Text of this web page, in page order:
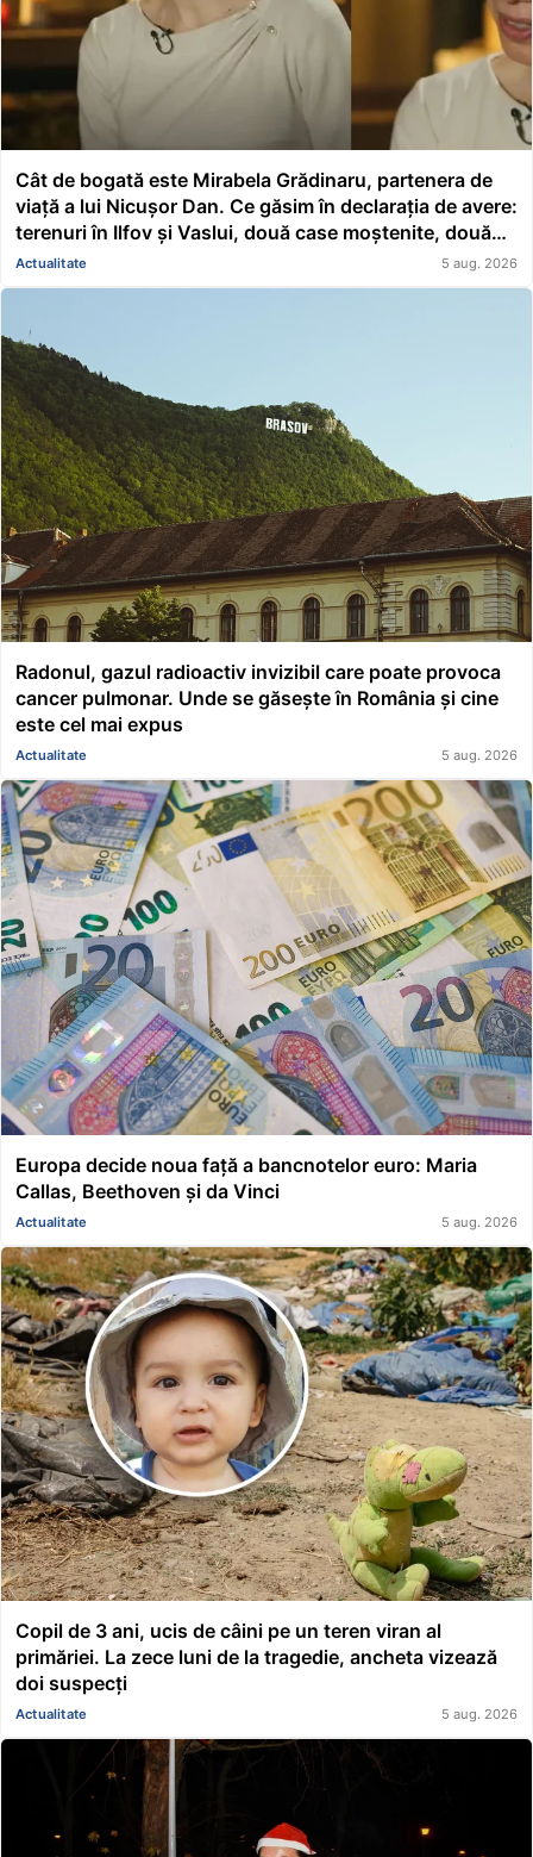
Cât de bogată este Mirabela Grădinaru, partenera de
viață a lui Nicușor Dan. Ce găsim în declarația de avere:
terenuri în Ilfov și Vaslui, două case moștenite, două
mașini, acțiuni Renault și un împrumut de peste
116.000 de lei acordat unei asociații
Actualitate 5 aug. 2026
Radonul, gazul radioactiv invizibil care poate provoca
cancer pulmonar. Unde se găsește în România și cine
este cel mai expus
Actualitate 5 aug. 2026
Europa decide noua față a bancnotelor euro: Maria
Callas, Beethoven și da Vinci
Actualitate 5 aug. 2026
Copil de 3 ani, ucis de câini pe un teren viran al
primăriei. La zece luni de la tragedie, ancheta vizează
doi suspecți
Actualitate 5 aug. 2026